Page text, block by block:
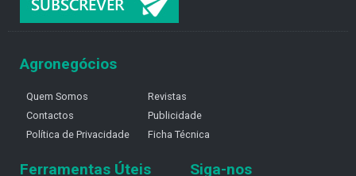
Agronegócios
Quem Somos
Contactos
Política de Privacidade
Revistas
Publicidade
Ficha Técnica
Ferramentas Úteis Siga-nos